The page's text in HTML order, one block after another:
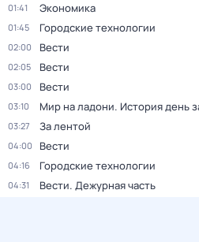
01:41 Экономика
01:45 Городские технологии
02:00 Вести
02:05 Вести
03:00 Вести
03:10 Мир на ладони. История день
03:27 За лентой
04:00 Вести
04:16 Городские технологии
04:31 Вести. Дежурная часть